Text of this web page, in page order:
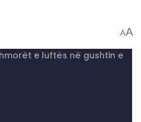
AA